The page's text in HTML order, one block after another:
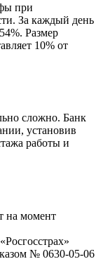
при
За каждый день
Размер
10% от
сложно. Банк
установив
работы и
на момент
№ 0630-05-06